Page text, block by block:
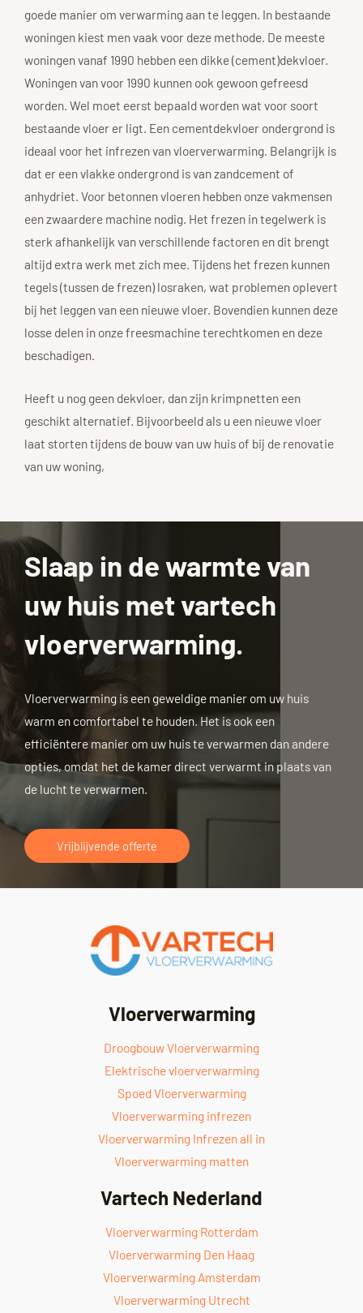
goede manier om verwarming aan te leggen. In bestaande
woningen kiest men vaak voor deze methode. De meeste
woningen vanaf 1990 hebben een dikke (cement)dekvloer.
Woningen van voor 1990 kunnen ook gewoon gefreesd
worden. Wel moet eerst bepaald worden wat voor soort
bestaande vloer er ligt. Een cementdekvloer ondergrond is
ideaal voor het infrezen van vloerverwarming. Belangrijk is
dat er een vlakke ondergrond is van zandcement of
anhydriet. Voor betonnen vloeren hebben onze vakmensen
een zwaardere machine nodig. Het frezen in tegelwerk is
sterk afhankelijk van verschillende factoren en dit brengt
altijd extra werk met zich mee. Tijdens het frezen kunnen
tegels (tussen de frezen) losraken, wat problemen oplevert
bij het leggen van een nieuwe vloer. Bovendien kunnen deze
losse delen in onze freesmachine terechtkomen en deze
beschadigen.
Heeft u nog geen dekvloer, dan zijn krimpnetten een
geschikt alternatief. Bijvoorbeeld als u een nieuwe vloer
laat storten tijdens de bouw van uw huis of bij de renovatie
van uw woning,
Slaap in de warmte van
uw huis met vartech
vloerverwarming.
Vloerverwarming is een geweldige manier om uw huis
warm en comfortabel te houden. Het is ook een
efficiëntere manier om uw huis te verwarmen dan andere
opties, omdat het de kamer direct verwarmt in plaats van
de lucht te verwarmen.
Vrijblijvende offerte
Vloerverwarming
Droogbouw Vloerverwarming
Elektrische vloerverwarming
Spoed Vloerverwarming
Vloerverwarming infrezen
Vloerverwarming Infrezen all in
Vloerverwarming matten
Vartech Nederland
Vloerverwarming Rotterdam
Vloerverwarming Den Haag
Vloerverwarming Amsterdam
Vloerverwarming Utrecht